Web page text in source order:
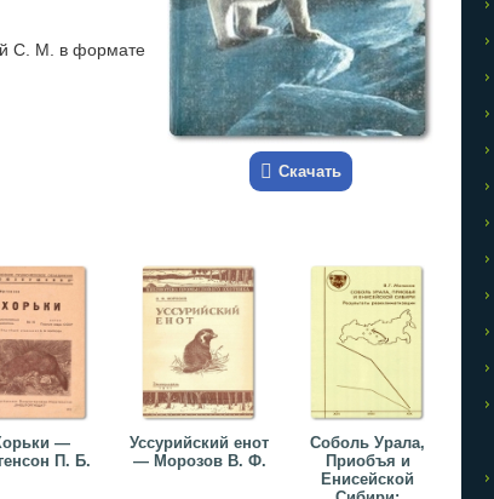
Скачать
С. М. в формате
—
П. Б.
Уссурийский енот
— Морозов В. Ф.
Соболь Урала,
Приобъя и
Енисейской